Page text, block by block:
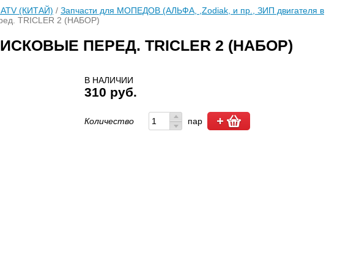
(КИТАЙ) / Запчасти для МОПЕДОВ (АЛЬФА, ,Zodiak, и пр., ЗИП двигателя в
TRICLER 2 (НАБОР)
ПЕРЕД. TRICLER 2 (НАБОР)
В НАЛИЧИИ
310 руб.
Количество пар